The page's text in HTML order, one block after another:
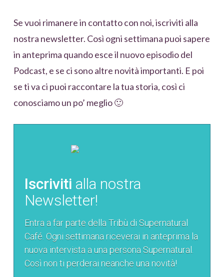
Se vuoi rimanere in contatto con noi, iscriviti alla
nostra newsletter. Così ogni settimana puoi sapere
in anteprima quando esce il nuovo episodio del
Podcast, e se ci sono altre novità importanti. E poi
se ti va ci puoi raccontare la tua storia, così ci
conosciamo un po’ meglio 🙂
Iscriviti alla nostra
Newsletter!
Entra a far parte della Tribù di Supernatural
Café. Ogni settimana riceverai in anteprima la
nuova intervista a una persona Supernatural.
Così non ti perderai neanche una novità!